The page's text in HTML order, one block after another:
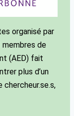
organisé par
membres de
(AED) fait
plus d’un
chercheur.se.s,